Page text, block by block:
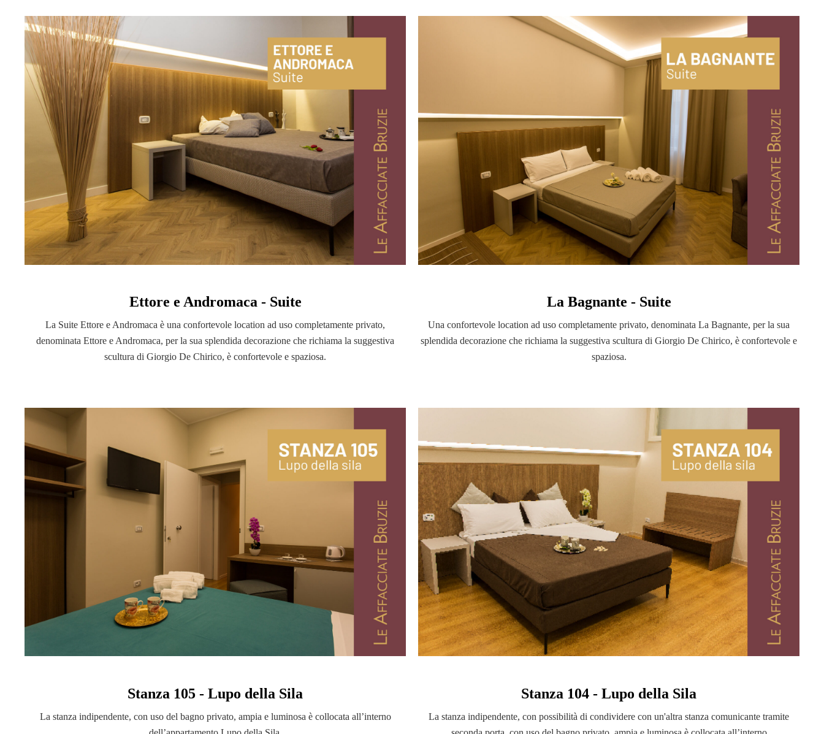
Ettore e Andromaca - Suite
La Suite Ettore e Andromaca è una confortevole location ad uso completamente privato,
denominata Ettore e Andromaca, per la sua splendida decorazione che richiama la suggestiva
scultura di Giorgio De Chirico, è confortevole e spaziosa.
La Bagnante - Suite
Una confortevole location ad uso completamente privato, denominata La Bagnante, per la sua
splendida decorazione che richiama la suggestiva scultura di Giorgio De Chirico, è confortevole e
spaziosa.
Stanza 105 - Lupo della Sila
La stanza indipendente, con uso del bagno privato, ampia e luminosa è collocata all’interno
Stanza 104 - Lupo della Sila
La stanza indipendente, con possibilità di condividere con un'altra stanza comunicante tramite